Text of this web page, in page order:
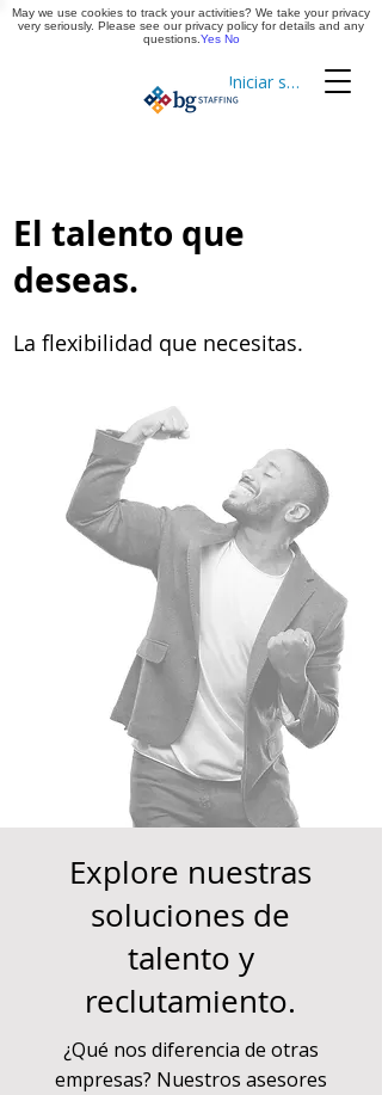
Iniciar sesión
Cronometraje
Aplica ya
El talento que
deseas.
La flexibilidad que necesitas.
Explore nuestras
soluciones de
talento y
reclutamiento.
¿Qué nos diferencia de otras
empresas? Nuestros asesores
May we use cookies to track your activities? We take your privacy
very seriously. Please see our privacy policy for details and any
questions. Yes No